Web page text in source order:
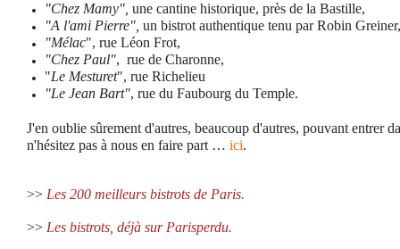
"Chez Mamy", une cantine historique, près de la Bastille,
"A l'ami Pierre", un bistrot authentique tenu par Robin Greiner,
"Mélac", rue Léon Frot,
"Chez Paul", rue de Charonne,
"Le Mesturet", rue Richelieu
"Le Jean Bart", rue du Faubourg du Temple.
J'en oublie sûrement d'autres, beaucoup d'autres, pouvant entrer
n'hésitez pas à nous en faire part … ici.
>> Les 200 meilleurs bistrots de Paris.
>> Les bistrots, déjà sur Parisperdu.